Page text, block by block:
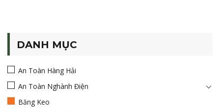
DANH MỤC
An Toàn Hàng Hải
An Toàn Nghành Điện
Băng Keo